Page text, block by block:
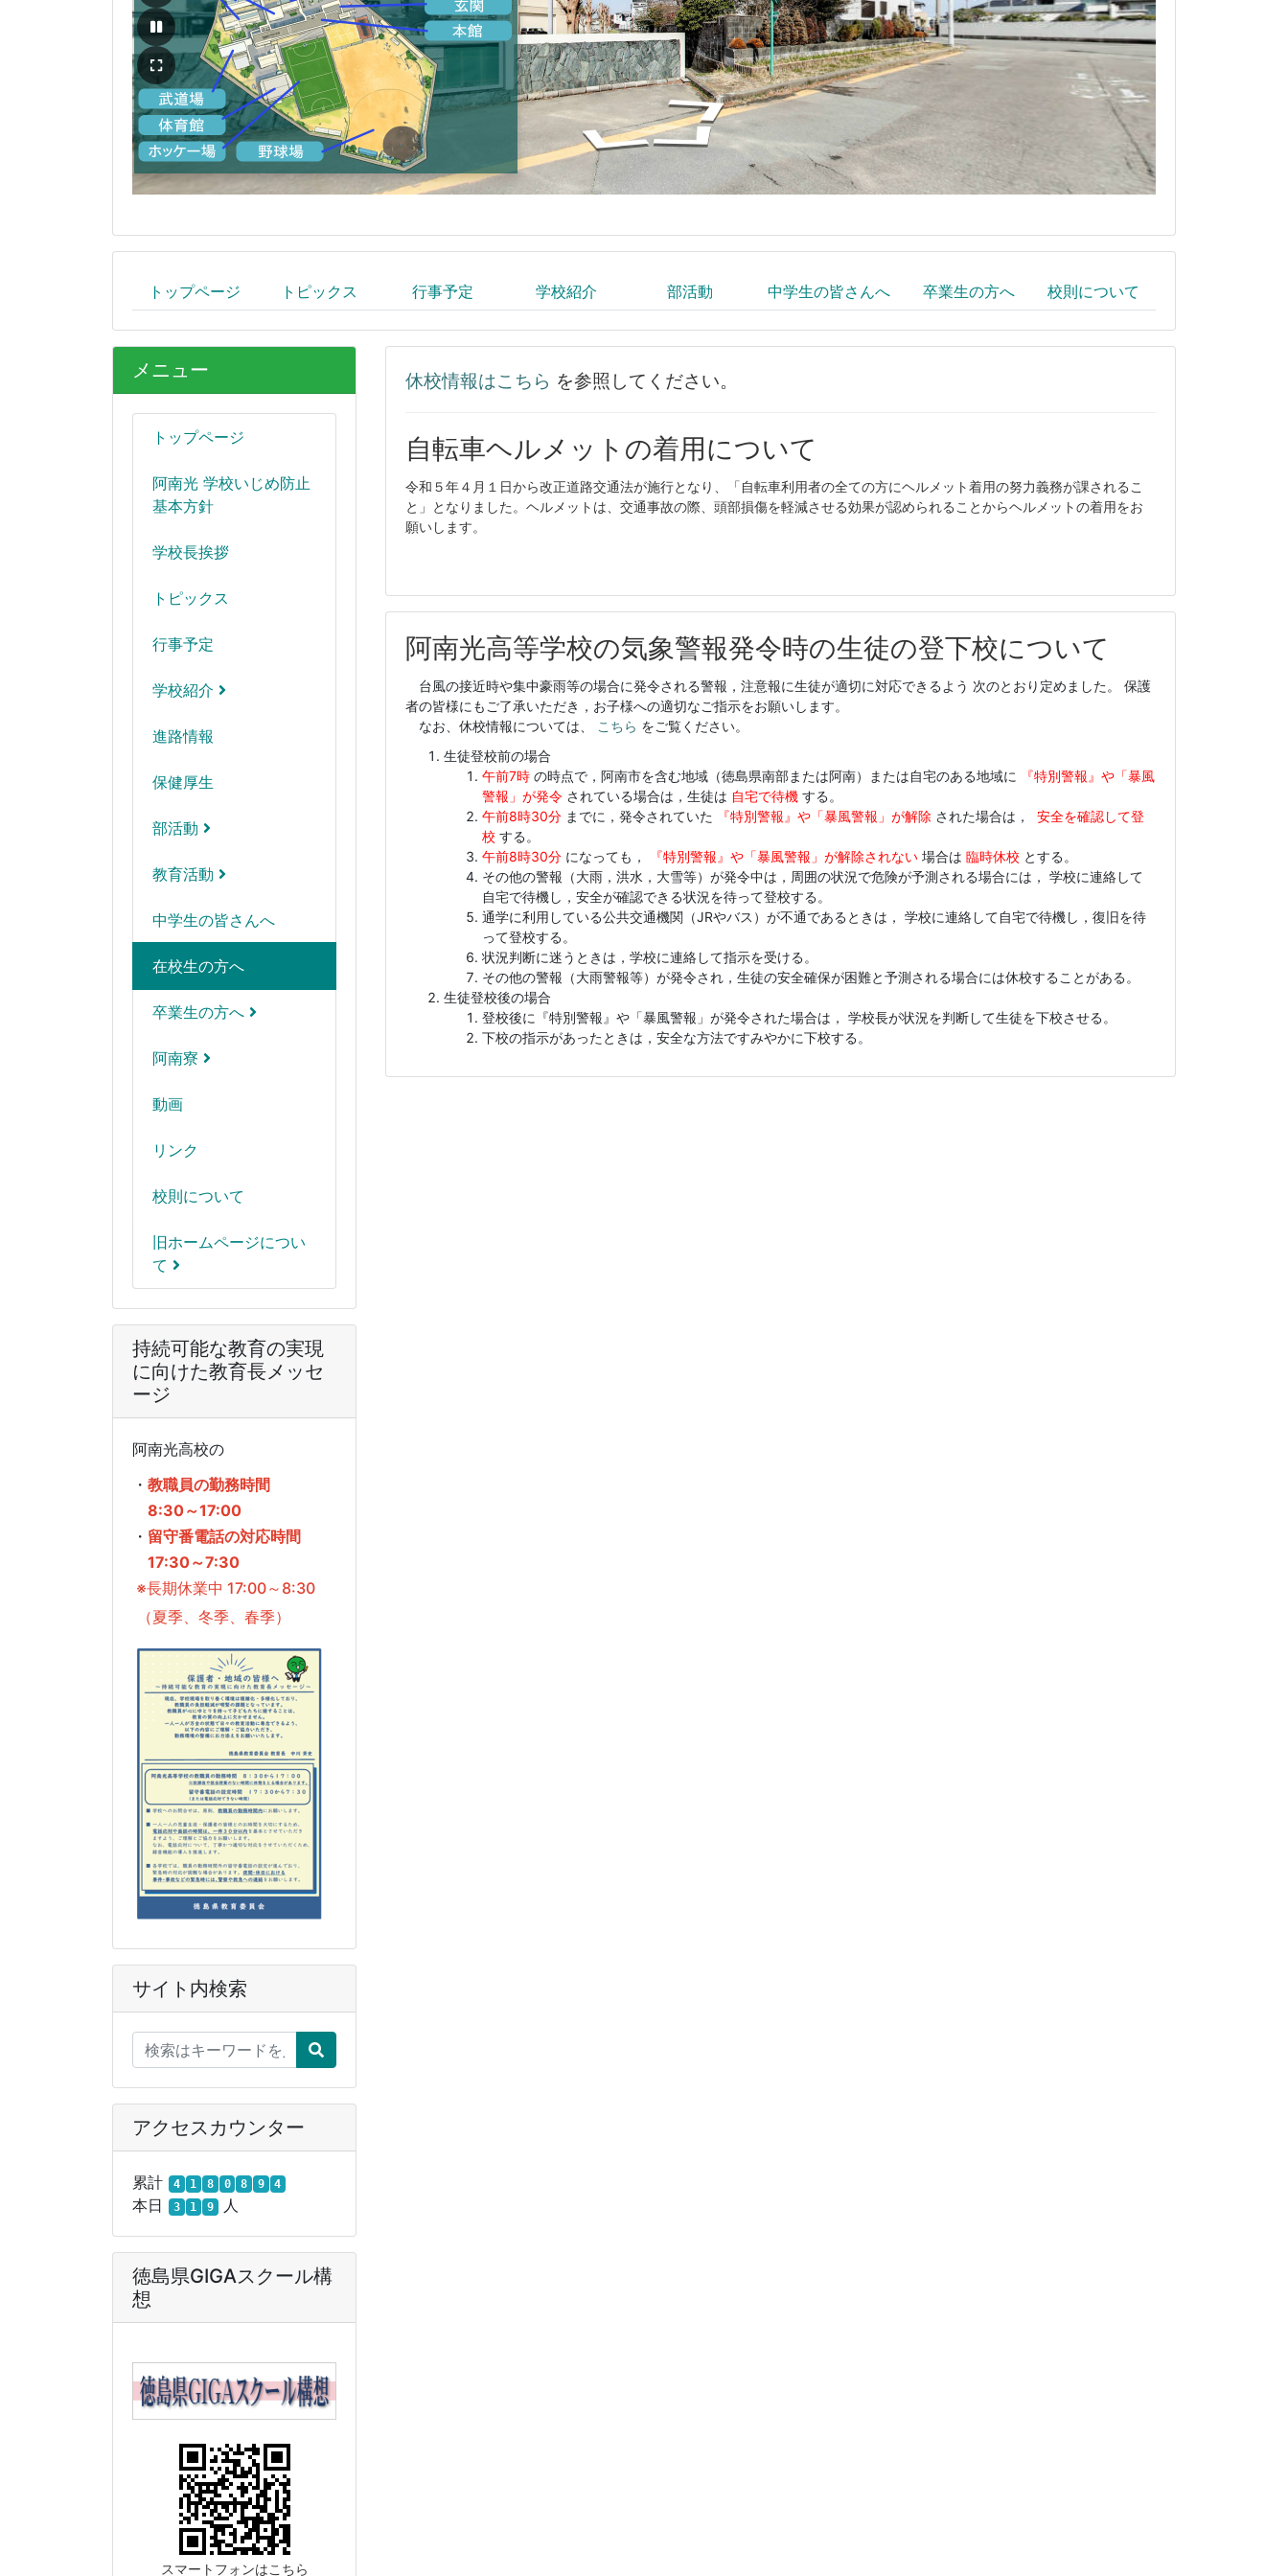
トップページ トピックス 行事予定 学校紹介 部活動 中学生の皆さんへ 卒業生の方へ 校則について
メニュー
トップページ
阿南光 学校いじめ防止
基本方針
学校長挨拶
トピックス
行事予定
学校紹介
進路情報
保健厚生
部活動
教育活動
中学生の皆さんへ
在校生の方へ
卒業生の方へ
阿南寮
動画
リンク
校則について
旧ホームページについ
て
持続可能な教育の実現
に向けた教育長メッセ
ージ
阿南光高校の
・ 教職員の勤務時間
8:30～17:00
・ 留守番電話の対応時間
17:30～7:30
※長期休業中 17:00～8:30
（夏季、冬季、春季）
サイト内検索
アクセスカウンター
累計 4 1 8 0 8 9 4
本日 3 1 9 人
徳島県GIGAスクール構
想
スマートフォンはこちら
休校情報はこちら を参照してください。
自転車ヘルメットの着用について
令和５年４月１日から改正道路交通法が施行となり、「自転車利用者の全ての方にヘルメット着用の努力義務が課されるこ
と」となりました。ヘルメットは、交通事故の際、頭部損傷を軽減させる効果が認められることからヘルメットの着用をお
願いします。
阿南光高等学校の気象警報発令時の生徒の登下校について
台風の接近時や集中豪雨等の場合に発令される警報，注意報に生徒が適切に対応できるよう 次のとおり定めました。 保護
者の皆様にもご了承いただき，お子様への適切なご指示をお願いします。
なお、休校情報については、
こちら をご覧ください。
生徒登校前の場合
午前7時 の時点で，阿南市を含む地域（徳島県南部または阿南）または自宅のある地域に
『特別警報』や「暴風
警報」が発令 されている場合は，生徒は 自宅で待機 する。
午前8時30分 までに，発令されていた 『特別警報』や「暴風警報」が解除 された場合は， 安全を確認して登
校 する。
午前8時30分 になっても， 『特別警報』や「暴風警報」が解除されない 場合は 臨時休校 とする。
その他の警報（大雨，洪水，大雪等）が発令中は，周囲の状況で危険が予測される場合には， 学校に連絡して
自宅で待機し，安全が確認できる状況を待って登校する。
通学に利用している公共交通機関（JRやバス）が不通であるときは， 学校に連絡して自宅で待機し，復旧を待
って登校する。
状況判断に迷うときは，学校に連絡して指示を受ける。
その他の警報（大雨警報等）が発令され，生徒の安全確保が困難と予測される場合には休校することがある。
生徒登校後の場合
登校後に『特別警報』や「暴風警報」が発令された場合は， 学校長が状況を判断して生徒を下校させる。
下校の指示があったときは，安全な方法ですみやかに下校する。